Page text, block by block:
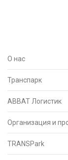
О нас
Транспарк
ABBAT Логистик
Организация и
TRANSPark